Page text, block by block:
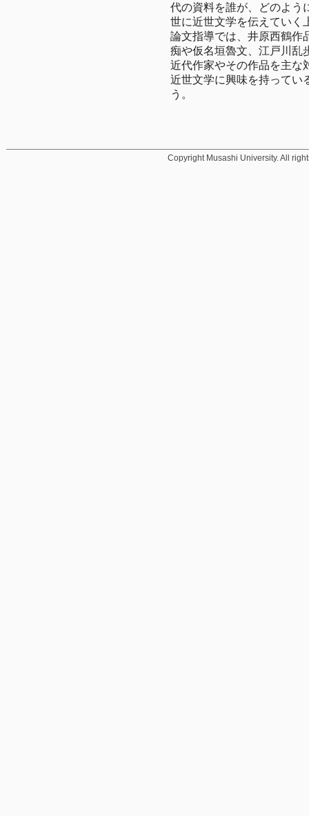
代の資料を誰が、どのよう
世に近世文学を伝えていく
論文指導では、井原西鶴作
痴や仮名垣魯文、江戸川乱
近代作家やその作品を主な
近世文学に興味を持ってい
う。